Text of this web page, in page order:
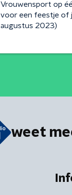
Vrouwensport op
voor een feestje of
augustus 2023)
weet